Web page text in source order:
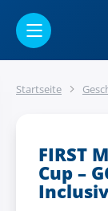
Startseite
FIRST
Cup –